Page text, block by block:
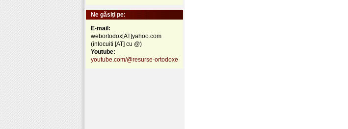
Ne găsiți pe:
E-mail:
webortodox[AT]yahoo.com
(inlocuiti [AT] cu @)
Youtube:
youtube.com/@resurse-ortodoxe